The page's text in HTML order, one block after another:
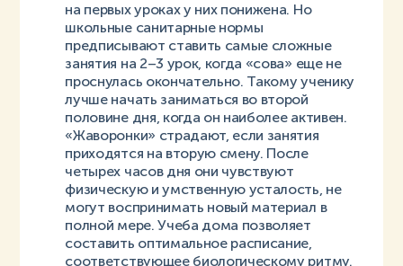
на первых уроках у них понижена. Но
школьные санитарные нормы
предписывают ставить самые сложные
занятия на 2–3 урок, когда «сова» еще не
проснулась окончательно. Такому ученику
лучше начать заниматься во второй
половине дня, когда он наиболее активен.
«Жаворонки» страдают, если занятия
приходятся на вторую смену. После
четырех часов дня они чувствуют
физическую и умственную усталость, не
могут воспринимать новый материал в
полной мере. Учеба дома позволяет
составить оптимальное расписание,
соответствующее биологическому ритму.